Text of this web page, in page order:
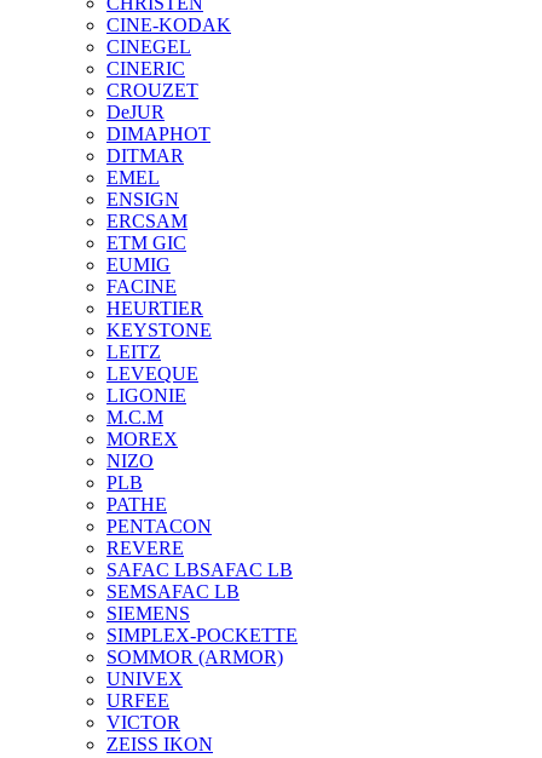
CINE-KODAK
CINEGEL
CINERIC
CROUZET
DeJUR
DIMAPHOT
DITMAR
EMEL
ENSIGN
ERCSAM
ETM GIC
EUMIG
FACINE
HEURTIER
KEYSTONE
LEITZ
LEVEQUE
LIGONIE
M.C.M
MOREX
NIZO
PLB
PATHE
PENTACON
REVERE
SAFAC LBSAFAC LB
SEMSAFAC LB
SIEMENS
SIMPLEX-POCKETTE
SOMMOR (ARMOR)
UNIVEX
URFEE
VICTOR
ZEISS IKON